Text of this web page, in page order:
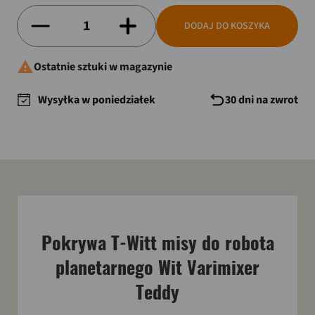
DODAJ DO KOSZYKA
Ostatnie sztuki w magazynie
Wysyłka w poniedziałek 30 dni na zwrot
Pokrywa T-Witt misy do robota
planetarnego Wit Varimixer
Teddy